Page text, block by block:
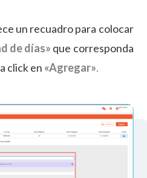
un recuadro para colocar
de días» que corresponda
click en «Agregar».